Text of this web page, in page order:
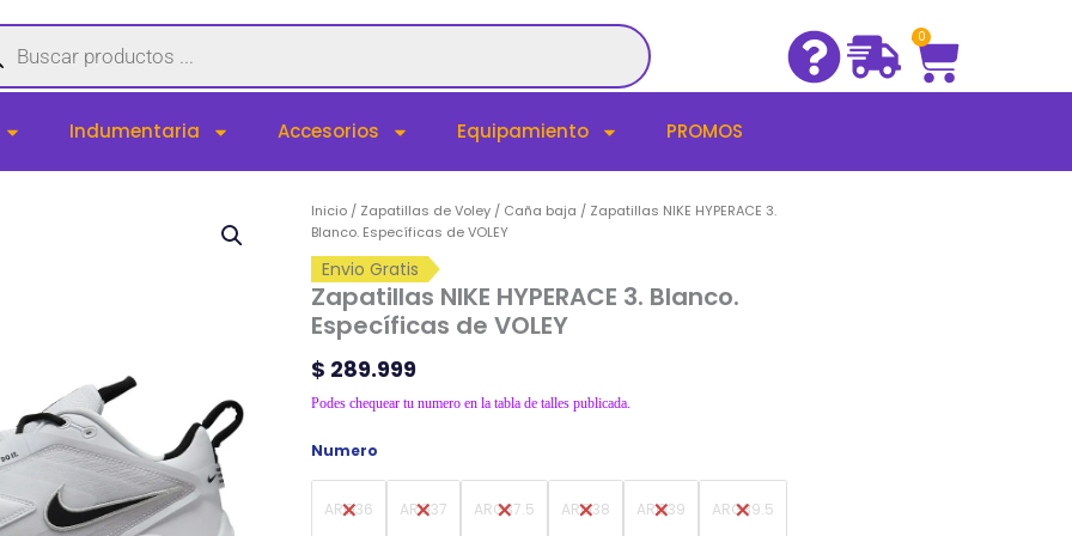
0
Cart
Indumentaria Accesorios Equipamiento PROMOS
Inicio / Zapatillas de Voley / Caña baja / Zapatillas NIKE HYPERACE 3.
Blanco. Específicas de VOLEY
Envio Gratis
Zapatillas NIKE HYPERACE 3. Blanco.
Específicas de VOLEY
$ 289.999
Podes chequear tu numero en la tabla de talles publicada.
Numero
ARG36 ARG37 ARG37.5 ARG38 ARG39 ARG39.5
Zapatillas
NIKE
HYPERACE
3.
Blanco.
Específicas
de
VOLEY
cantidad